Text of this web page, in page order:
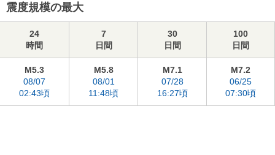
震度規模の最大
24
時間
7
日間
30
日間
100
日間
M5.3
08/07
02:43頃
M5.8
08/01
11:48頃
M7.1
07/28
16:27頃
M7.2
06/25
07:30頃